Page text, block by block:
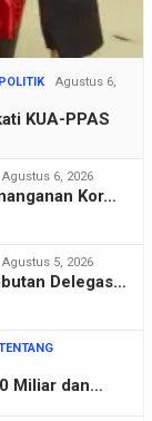
POLITIK
Agustus 6,
KUA-PPAS
Agustus 6, 2026
Kor…
Agustus 5, 2026
Delegas…
Miliar dan…